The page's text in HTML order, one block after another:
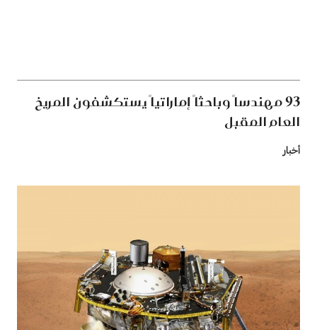
93 مهندساً وباحثاً إماراتياً يستكشفون المريخ
العام المقبل
أخبار